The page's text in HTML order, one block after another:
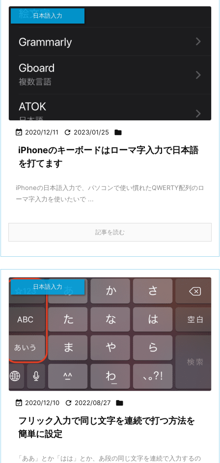
 2020/12/11  2023/01/25 
日本語入力
iPhoneのキーボードはローマ字入力で日本語
を打てます
iPhoneの日本語入力で、パソコンで使い慣れたQWERTY配列のロ
ーマ字入力を使いたいで ...
記事を読む
 2020/12/10  2022/08/27 
日本語入力
フリック入力で同じ文字を連続で打つ方法を
簡単に設定
「ああ」とか「はは」とか、あ段の同じ文字を連続で入力するの